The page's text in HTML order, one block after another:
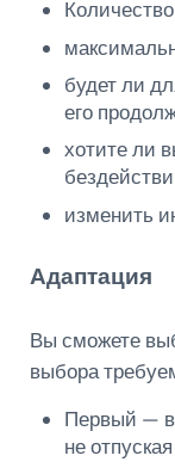
будет ли
его
хотите ли
изменить
Адаптация
Вы сможете
выбора
Первый —
не